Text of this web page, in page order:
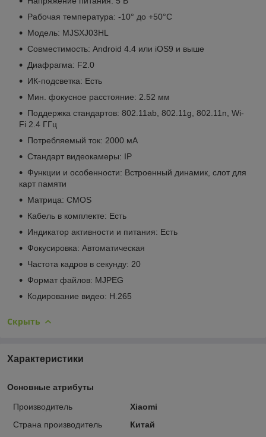
Рабочая температура: -10° до +50°С
Модель: MJSXJ03HL
Совместимость: Android 4.4 или iOS9 и выше
Диафрагма: F2.0
ИК-подсветка: Есть
Мин. фокусное расстояние: 2.52 мм
Поддержка стандартов: 802.11ab, 802.11g, 802.11n, Wi-
Fi 2.4 ГГц
Потребляемый ток: 2000 мА
Стандарт видеокамеры: IP
Функции и особенности: Встроенный динамик, слот для
карт памяти
Матрица: CMOS
Кабель в комплекте: Есть
Индикатор активности и питания: Есть
Фокусировка: Автоматическая
Частота кадров в секунду: 20
Формат файлов: MJPEG
Кодирование видео: H.265
Скрыть
Характеристики
Основные атрибуты
Производитель
Xiaomi
Страна производитель
Китай